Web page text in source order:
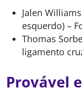
Jalen
esquerdo) –
Thomas
ligamento
Provável